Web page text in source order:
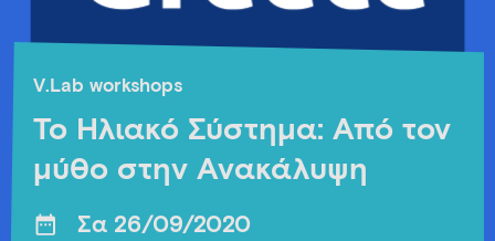
V.Lab workshops
Το Ηλιακό Σύστημα: Από τον
μύθο στην Ανακάλυψη
Σα 26/09/2020